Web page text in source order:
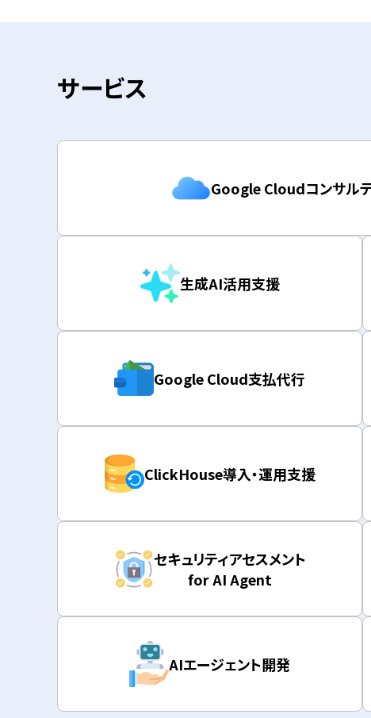
サービス
Google Cloudコンサル
生成AI活用支援
Google Cloud支払代行
ClickHouse導入・運用支援
セキュリティアセスメント
for AI Agent
AIエージェント開発